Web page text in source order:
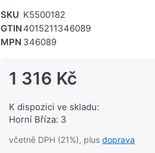
SKU K5500182
GTIN 4015211346089
MPN 346089
1 316 Kč
K dispozici ve skladu:
Horní Bříza: 3
včetně DPH (21%), plus doprava